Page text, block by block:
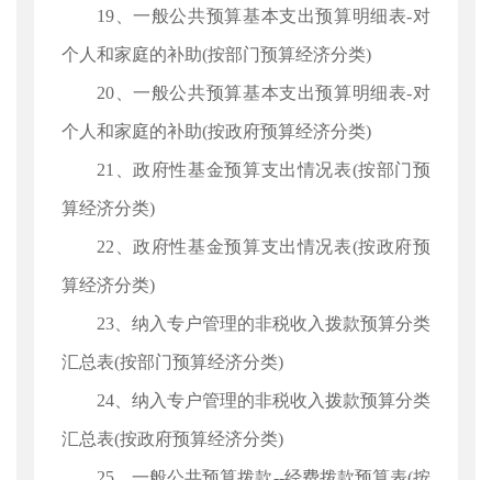
19、一般公共预算基本支出预算明细表-对
个人和家庭的补助(按部门预算经济分类)
20、一般公共预算基本支出预算明细表-对
个人和家庭的补助(按政府预算经济分类)
21、政府性基金预算支出情况表(按部门预
算经济分类)
22、政府性基金预算支出情况表(按政府预
算经济分类)
23、纳入专户管理的非税收入拨款预算分类
汇总表(按部门预算经济分类)
24、纳入专户管理的非税收入拨款预算分类
汇总表(按政府预算经济分类)